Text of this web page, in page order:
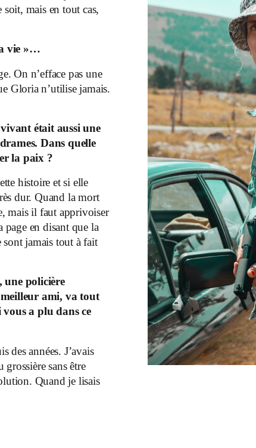
soit, mais en tout cas,
vie »…
On n’efface pas une
Gloria n’utilise jamais.
était aussi une
Dans quelle
la paix ?
histoire et si elle
dur. Quand la mort
mais il faut apprivoiser
page en disant que la
sont jamais tout à fait
une policière
meilleur ami, va tout
vous a plu dans ce
des années. J’avais
sans être
Quand je lisais